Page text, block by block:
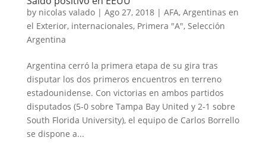
by nicolas valado| Ago 27, 2018| AFA, Argentinas en
el Exterior, internacionales, Primera "A", Selección
Argentina
Argentina cerró la primera etapa de su gira tras
disputar los dos primeros encuentros en terreno
estadounidense. Con victorias en ambos partidos
disputados (5-0 sobre Tampa Bay United y 2-1 sobre
South Florida University), el equipo de Carlos Borrello
se dispone a...